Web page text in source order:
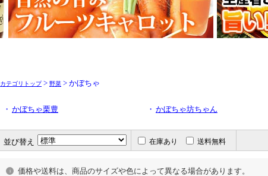
カテゴリトップ> 野菜 > かぼちゃ
・ かぼちゃ栗豊 ・ かぼちゃ坊ちゃん
並び替え 在庫あり 送料無料
価格や送料は、商品のサイズや色によって異なる場合があります。